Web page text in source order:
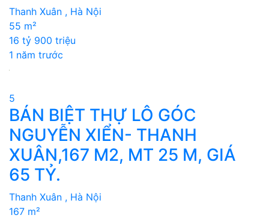
Thanh Xuân , Hà Nội
55 m²
16 tỷ 900 triệu
1 năm trước
5
BÁN BIỆT THỰ LÔ GÓC
NGUYỄN XIỂN- THANH
XUÂN,167 M2, MT 25 M, GIÁ
65 TỶ.
Thanh Xuân , Hà Nội
167 m²